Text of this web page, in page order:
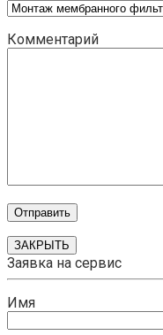
Комментарий
ЗАКРЫТЬ
Заявка на сервис
Имя